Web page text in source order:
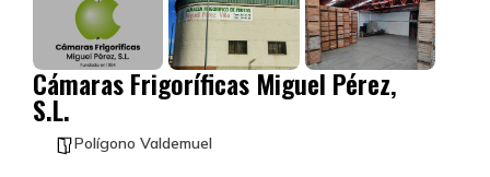
Cámaras Frigoríficas Miguel Pérez,
S.L.
Polígono Valdemuel